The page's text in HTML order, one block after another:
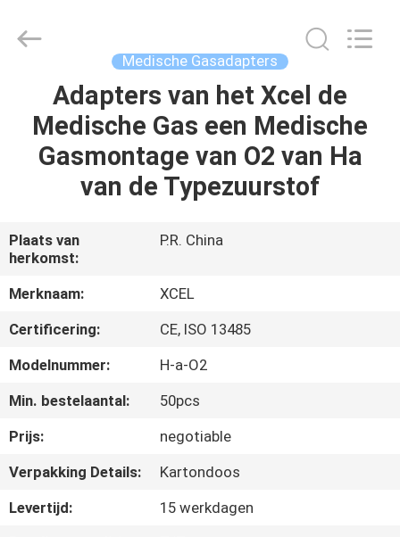
HUIS
PRODUCTEN
ONS
FABRIEKSREIS
KWALITEITSCONTROLE
CONTACTEER
ONS
VERZOEK
Ltd..
Medische Gasadapters
Adapters van het Xcel de
Medische Gas een Medische
Gasmontage van O2 van Ha
van de Typezuurstof
Plaats van
herkomst:
P.R. China
Merknaam:
XCEL
Certificering:
CE, ISO 13485
Modelnummer:
H-a-O2
Min. bestelaantal:
50pcs
Prijs:
negotiable
Verpakking Details:
Kartondoos
Levertijd:
15 werkdagen